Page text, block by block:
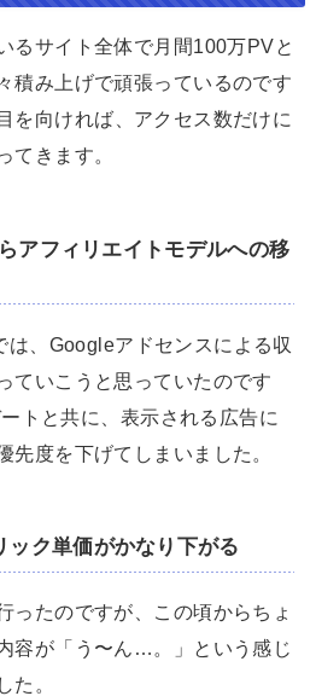
るサイト全体で月間100万PVと
積み上げで頑張っているのです
を向ければ、アクセス数だけに
てきます。
アフィリエイトモデルへの移
は、Googleアドセンスによる収
ていこうと思っていたのです
トと共に、表示される広告に
先度を下げてしまいました。
ック単価がかなり下がる
ったのですが、この頃からちょ
容が「う〜ん…。」という感じ
た。